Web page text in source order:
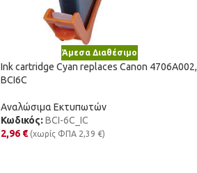
Άμεσα Διαθέσιμο
Ink cartridge Cyan replaces Canon 4706A002,
BCI6C
Αναλώσιμα Εκτυπωτών
Κωδικός: BCI-6C_IC
2,96 € (χωρίς ΦΠΑ 2,39 €)